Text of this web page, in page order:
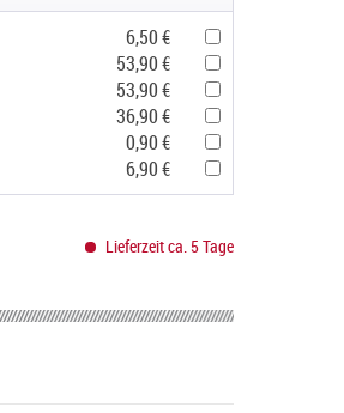
6,50 €
53,90 €
53,90 €
36,90 €
0,90 €
6,90 €
Lieferzeit ca. 5 Tage